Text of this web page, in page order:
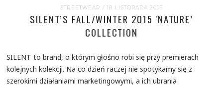
STREETWEAR / 18 LISTOPADA 2015
SILENT’S FALL/WINTER 2015 'NATURE’
COLLECTION
SILENT to brand, o którym głośno robi się przy premierach
kolejnych kolekcji. Na co dzień raczej nie spotykamy się z
szerokimi działaniami marketingowymi, a ich ubrania